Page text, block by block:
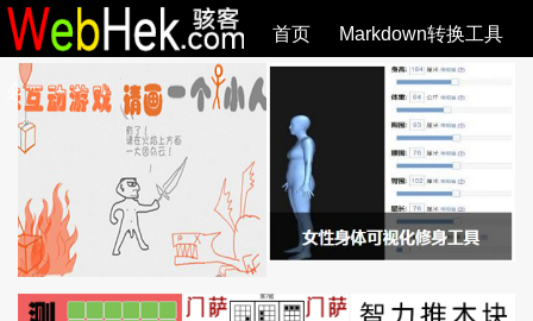
首页 Markdown转换工具
必观作品 SVG教程 SVG手册 全部文章